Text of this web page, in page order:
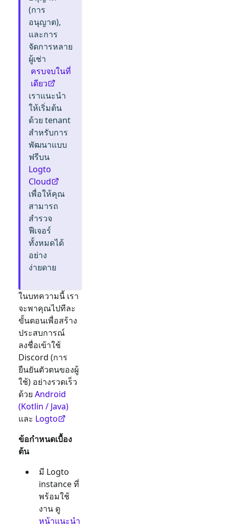
(การ
อนุญาต),
และการ
จัดการหลาย
ผู้เช่า
ครบจบในที่
เดียว
เราแนะนำ
ให้เริ่มต้น
ด้วย tenant
สำหรับการ
พัฒนาแบบ
ฟรีบน
Logto
Cloud
เพื่อให้คุณ
สามารถ
สำรวจ
ฟีเจอร์
ทั้งหมดได้
อย่าง
ง่ายดาย
ในบทความนี้ เรา
จะพาคุณไปทีละ
ขั้นตอนเพื่อสร้าง
ประสบการณ์
ลงชื่อเข้าใช้
Discord (การ
ยืนยันตัวตนของผู้
ใช้) อย่างรวดเร็ว
ด้วย Android
(Kotlin / Java)
และ Logto
ข้อกำหนดเบื้อง
ต้น
มี Logto
instance ที่
พร้อมใช้
งาน ดู
หน้าแนะนำ